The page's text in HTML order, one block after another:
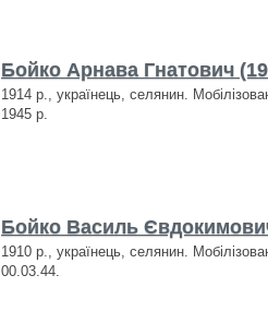
Бойко Арнава Гнатович
1914 р., українець, селянин.
1945 р.
Бойко Василь
1910 р., українець, селянин.
00.03.44.